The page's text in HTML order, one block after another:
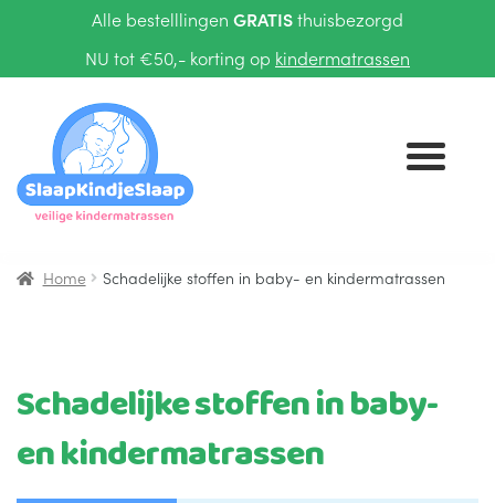
Alle bestelllingen GRATISthuisbezorgd
NU tot €50,- korting op kindermatrassen
naar
navigatie
inhoud
KINDERMATRASSEN
Home Schadelijke stoffen in baby- en kindermatrassen
Schadelijke stoffen in baby-
en kindermatrassen